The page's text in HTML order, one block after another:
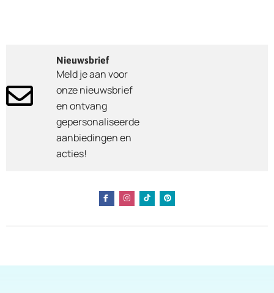
Nieuwsbrief
Meld je aan voor
onze nieuwsbrief
en ontvang
gepersonaliseerde
aanbiedingen en
acties!